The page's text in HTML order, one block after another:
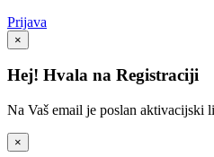
Prijava
×
Hej! Hvala na Registraciji
Na Vaš email je poslan aktivacijski
×